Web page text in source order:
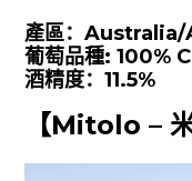
產區： Australia/
葡萄品種: 100% C
酒精度： 11.5%
【Mitolo –